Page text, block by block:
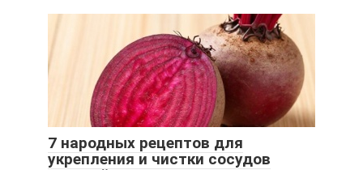
7 народных рецептов для
укрепления и чистки сосудов